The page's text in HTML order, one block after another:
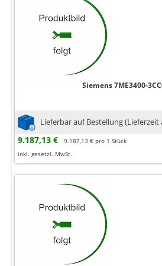
Siemens 7ME3400-
Lieferbar auf Bestellung (Lieferzeit
9.187,13 €
9.187,13 € pro 1 Stück
inkl. gesetzl. MwSt.